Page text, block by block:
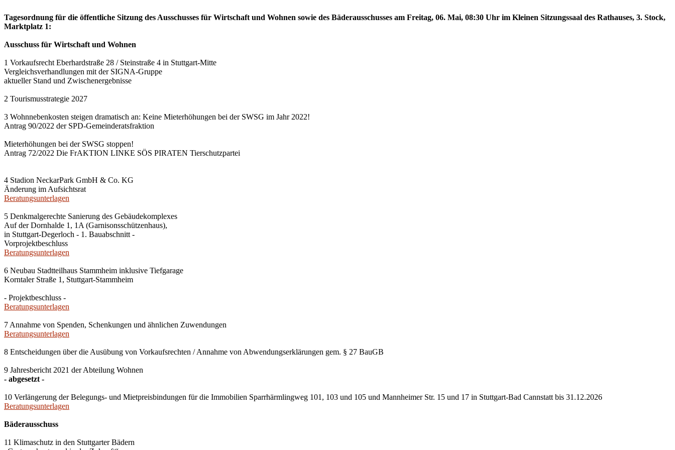
Tagesordnung für die öffentliche Sitzung des Ausschusses für Wirtschaft und Wohnen sowie des Bäderausschusses am Freitag, 06. Mai, 08:30 Uhr im Kleinen Sitzungssaal des Rathauses, 3. Stock,
Marktplatz 1:
Ausschuss für Wirtschaft und Wohnen
1 Vorkaufsrecht Eberhardstraße 28 / Steinstraße 4 in Stuttgart-Mitte
Vergleichsverhandlungen mit der SIGNA-Gruppe
aktueller Stand und Zwischenergebnisse
2 Tourismusstrategie 2027
3 Wohnnebenkosten steigen dramatisch an: Keine Mieterhöhungen bei der SWSG im Jahr 2022!
Antrag 90/2022 der SPD-Gemeinderatsfraktion
Mieterhöhungen bei der SWSG stoppen!
Antrag 72/2022 Die FrAKTION LINKE SÖS PIRATEN Tierschutzpartei
4 Stadion NeckarPark GmbH & Co. KG
Änderung im Aufsichtsrat
Beratungsunterlagen
5 Denkmalgerechte Sanierung des Gebäudekomplexes
Auf der Dornhalde 1, 1A (Garnisonsschützenhaus),
in Stuttgart-Degerloch - 1. Bauabschnitt -
Vorprojektbeschluss
Beratungsunterlagen
6 Neubau Stadtteilhaus Stammheim inklusive Tiefgarage
Korntaler Straße 1, Stuttgart-Stammheim
- Projektbeschluss -
Beratungsunterlagen
7 Annahme von Spenden, Schenkungen und ähnlichen Zuwendungen
Beratungsunterlagen
8 Entscheidungen über die Ausübung von Vorkaufsrechten / Annahme von Abwendungserklärungen gem. § 27 BauGB
9 Jahresbericht 2021 der Abteilung Wohnen
- abgesetzt -
10 Verlängerung der Belegungs- und Mietpreisbindungen für die Immobilien Sparrhärmlingweg 101, 103 und 105 und Mannheimer Str. 15 und 17 in Stuttgart-Bad Cannstatt bis 31.12.2026
Beratungsunterlagen
Bäderausschuss
11 Klimaschutz in den Stuttgarter Bädern